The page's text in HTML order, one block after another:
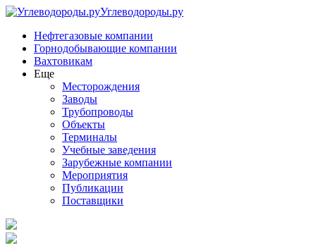
Углеводороды.ру
Нефтегазовые компании
Горнодобывающие компании
Вахтовикам
Еще
Месторождения
Заводы
Трубопроводы
Объекты
Терминалы
Учебные заведения
Зарубежные компании
Мероприятия
Публикации
Поставщики